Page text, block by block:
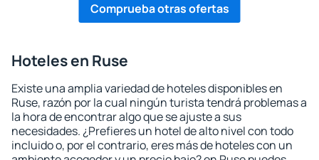
Comprueba otras ofertas
Hoteles en Ruse
Existe una amplia variedad de hoteles disponibles en
Ruse, razón por la cual ningún turista tendrá problemas a
la hora de encontrar algo que se ajuste a sus
necesidades. ¿Prefieres un hotel de alto nivel con todo
incluido o, por el contrario, eres más de hoteles con un